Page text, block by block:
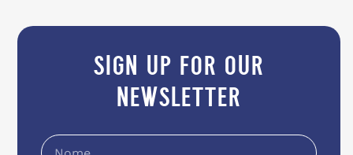
sign up for our
newsletter